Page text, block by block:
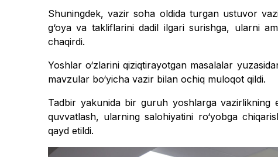
Shuningdek, vazir soha oldida turgan ustuvor
g‘oya va takliflarini dadil ilgari surishga, ularni
chaqirdi.
Yoshlar o‘zlarini qiziqtirayotgan masalalar
mavzular bo‘yicha vazir bilan ochiq muloqot qildi.
Tadbir yakunida bir guruh yoshlarga vazirlikning
quvvatlash, ularning salohiyatini ro‘yobga
qayd etildi.